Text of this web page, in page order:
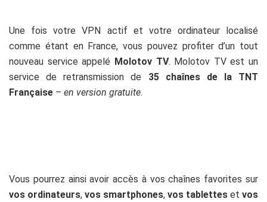
Une fois votre VPN actif et votre ordinateur localisé
comme étant en France, vous pouvez profiter d’un tout
nouveau service appelé Molotov TV. Molotov TV est un
service de retransmission de 35 chaînes de la TNT
Française – en version gratuite.
Vous pourrez ainsi avoir accès à vos chaînes favorites sur
vos ordinateurs, vos smartphones, vos tablettes et vos